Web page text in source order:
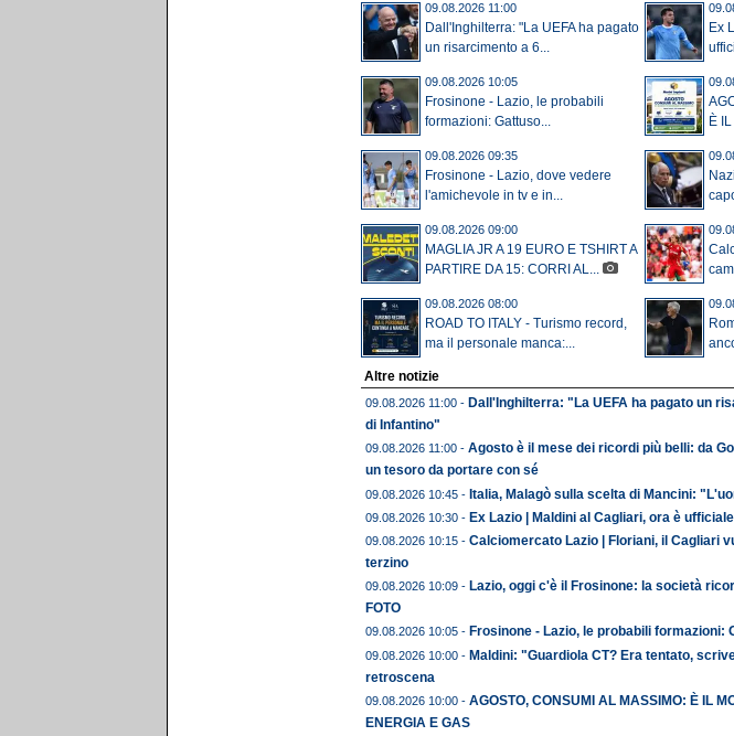
09.08.2026 11:00
Dall'Inghilterra: "La UEFA ha pagato
un risarcimento a 6...
Ex
09.08.2026 10:05
Frosinone - Lazio, le probabili
formazioni: Gattuso...
È
09.08.2026 09:35
Frosinone - Lazio, dove vedere
l'amichevole in tv e in...
09.08.2026 09:00
MAGLIA JR A 19 EURO E TSHIRT A
PARTIRE DA 15: CORRI AL...
09.08.2026 08:00
ROAD TO ITALY - Turismo record,
ma il personale manca:...
Altre notizie
09.08.2026 11:00 - Dall'Inghilterra: "La UEFA ha pagato un
di Infantino"
09.08.2026 11:00 - Agosto è il mese dei ricordi più belli: da
un tesoro da portare con sé
09.08.2026 10:45 - Italia, Malagò sulla scelta di Mancini:
09.08.2026 10:30 - Ex Lazio | Maldini al Cagliari, ora è
09.08.2026 10:15 - Calciomercato Lazio | Floriani, il Cagliari
terzino
09.08.2026 10:09 - Lazio, oggi c'è il Frosinone: la società
FOTO
09.08.2026 10:05 - Frosinone - Lazio, le probabili formazioni:
09.08.2026 10:00 - Maldini: "Guardiola CT? Era tentato,
retroscena
09.08.2026 10:00 - AGOSTO, CONSUMI AL MASSIMO: È IL
ENERGIA E GAS